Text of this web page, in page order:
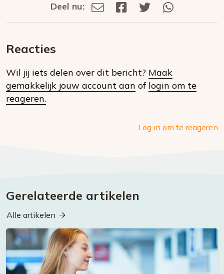
Deel
social
Deel nu:
Deel
Deel
Deel
Reacties
Wil jij iets delen over dit bericht? Maak
gemakkelijk jouw account aan of login om te
reageren.
Log in om te reageren
Gerelateerde artikelen
Alle artikelen